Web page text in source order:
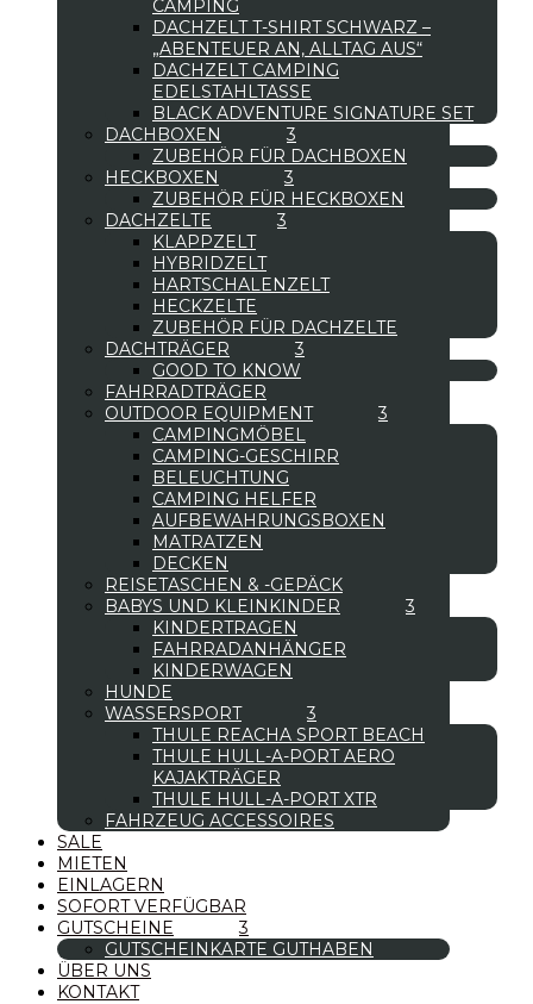
CAMPING
DACHZELT T-SHIRT SCHWARZ –
„ABENTEUER AN, ALLTAG AUS“
DACHZELT CAMPING
EDELSTAHLTASSE
BLACK ADVENTURE SIGNATURE SET
DACHBOXEN
ZUBEHÖR FÜR DACHBOXEN
HECKBOXEN
ZUBEHÖR FÜR HECKBOXEN
DACHZELTE
KLAPPZELT
HYBRIDZELT
HARTSCHALENZELT
HECKZELTE
ZUBEHÖR FÜR DACHZELTE
DACHTRÄGER
GOOD TO KNOW
FAHRRADTRÄGER
OUTDOOR EQUIPMENT
CAMPINGMÖBEL
CAMPING-GESCHIRR
BELEUCHTUNG
CAMPING HELFER
AUFBEWAHRUNGSBOXEN
MATRATZEN
DECKEN
REISETASCHEN & -GEPÄCK
BABYS UND KLEINKINDER
KINDERTRAGEN
FAHRRADANHÄNGER
KINDERWAGEN
HUNDE
WASSERSPORT
THULE REACHA SPORT BEACH
THULE HULL-A-PORT AERO
KAJAKTRÄGER
THULE HULL-A-PORT XTR
FAHRZEUG ACCESSOIRES
SALE
MIETEN
EINLAGERN
SOFORT VERFÜGBAR
GUTSCHEINE
GUTSCHEINKARTE GUTHABEN
ÜBER UNS
KONTAKT